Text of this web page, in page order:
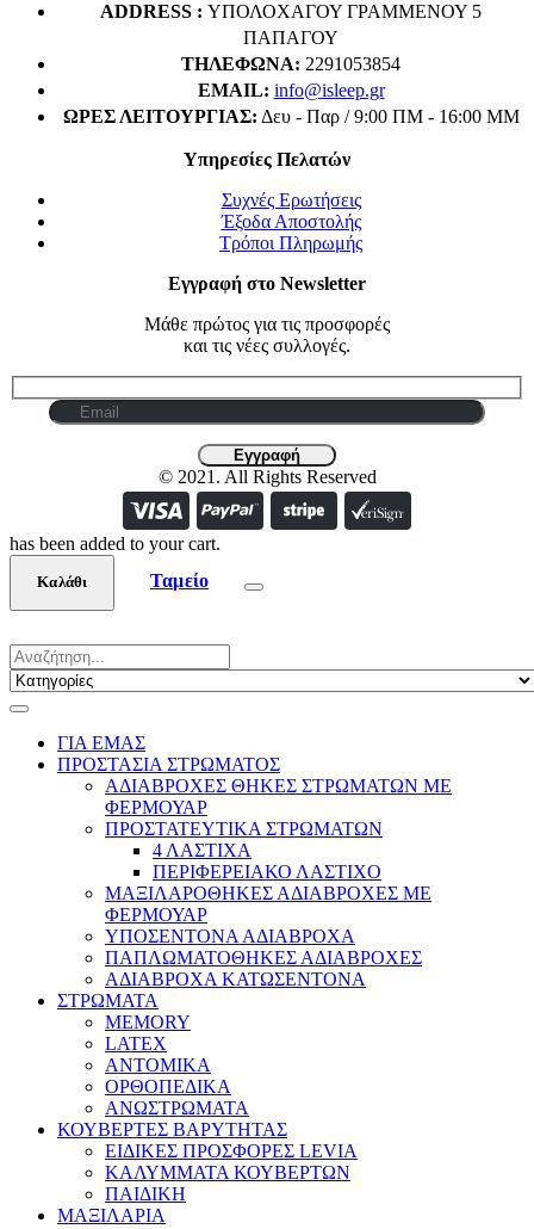
ADDRESS : ΥΠΟΛΟΧΑΓΟΥ ΓΡΑΜΜΕΝΟΥ 5
ΠΑΠΑΓΟΥ
ΤΗΛΈΦΩΝΑ: 2291053854
EMAIL: info@isleep.gr
ΏΡΕΣ ΛΕΙΤΟΥΡΓΊΑΣ: Δευ - Παρ / 9:00 ΠΜ - 16:00 ΜΜ
Υπηρεσίες Πελατών
Συχνές Ερωτήσεις
Έξοδα Αποστολής
Τρόποι Πληρωμής
Εγγραφή στο Newsletter
Μάθε πρώτος για τις προσφορές
και τις νέες συλλογές.
© 2021. All Rights Reserved
has been added to your cart.
Καλάθι Ταμείο
ΓΙΑ ΕΜΑΣ
ΠΡΟΣΤΑΣΙΑ ΣΤΡΩΜΑΤΟΣ
ΑΔΙΑΒΡΟΧΕΣ ΘΗΚΕΣ ΣΤΡΩΜΑΤΩΝ ΜΕ
ΦΕΡΜΟΥΑΡ
ΠΡΟΣΤΑΤΕΥΤΙΚΑ ΣΤΡΩΜΑΤΩΝ
4 ΛΑΣΤΙΧΑ
ΠΕΡΙΦΕΡΕΙΑΚΟ ΛΑΣΤΙΧΟ
ΜΑΞΙΛΑΡΟΘΗΚΕΣ ΑΔΙΑΒΡΟΧΕΣ ΜΕ
ΦΕΡΜΟΥΑΡ
ΥΠΟΣΕΝΤΟΝΑ ΑΔΙΑΒΡΟΧΑ
ΠΑΠΛΩΜΑΤΟΘΗΚΕΣ ΑΔΙΑΒΡΟΧΕΣ
ΑΔΙΑΒΡΟΧΑ ΚΑΤΩΣΕΝΤΟΝΑ
ΣΤΡΩΜΑΤΑ
MEMORY
LATEX
ΑΝΤΟΜΙΚΑ
ΟΡΘΟΠΕΔΙΚΑ
ΑΝΩΣΤΡΩΜΑΤΑ
ΚΟΥΒΕΡΤΕΣ ΒΑΡΥΤΗΤΑΣ
ΕΙΔΙΚΕΣ ΠΡΟΣΦΟΡΕΣ LEVIA
ΚΑΛΥΜΜΑΤΑ ΚΟΥΒΕΡΤΩΝ
ΠΑΙΔΙΚΗ
ΜΑΞΙΛΑΡΙΑ